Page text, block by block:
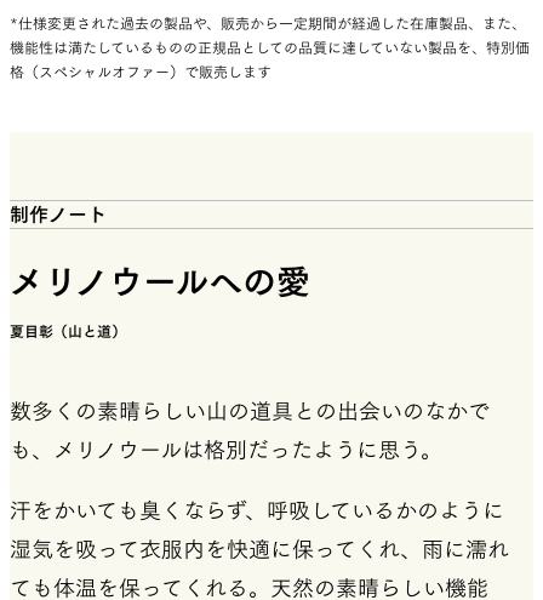
*仕様変更された過去の製品や、販売から一定期間が経過した在庫製品、また、
機能性は満たしているものの正規品としての品質に達していない製品を、特別価
格（スペシャルオファー）で販売します
制作ノート
メリノウールへの愛
夏目彰（山と道）
数多くの素晴らしい山の道具との出会いのなかで
も、メリノウールは格別だったように思う。
汗をかいても臭くならず、呼吸しているかのように
湿気を吸って衣服内を快適に保ってくれ、雨に濡れ
ても体温を保ってくれる。天然の素晴らしい機能